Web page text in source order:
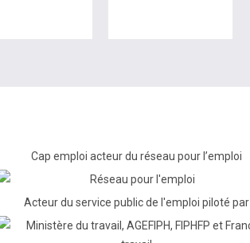
Cap emploi acteur du réseau pour l’emploi
Acteur du service public de l'emploi piloté par